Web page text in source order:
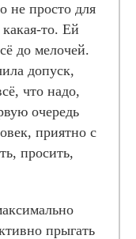
не просто для
то. Ей
до мелочей.
допуск,
что надо,
очередь
приятно с
просить,
прыгать